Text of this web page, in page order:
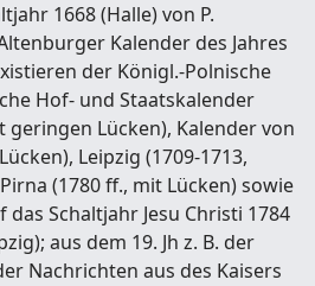
1668 (Halle) von P.
Kalender des Jahres
der Königl.-Polnische
Hof- und Staatskalender
geringen Lücken), Kalender von
Leipzig (1709-1713,
(1780 ff., mit Lücken) sowie
Schaltjahr Jesu Christi 1784
aus dem 19. Jh z. B. der
Nachrichten aus des Kaisers